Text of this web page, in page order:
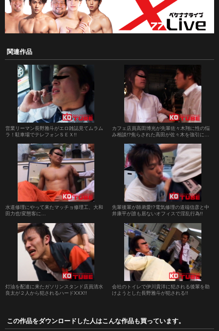
関連作品
営業リーマン長野雅斗がエロ雑誌見てムラム
ラ！駐車場でテレフォンＳＥＸ!!
カフェ店員高田博光が先輩佐々木翔に性の悩
み相談!?焦らされた高田が佐々木を強引に…
水道修理にやって来たマッチョ修理工、大和
田力也!変態客に…
先輩後輩が師弟愛!?電気修理の道端信彦と中
井康平が誰も居ないオフィスで淫乱行為!!
灯油を配達に来たガソリンスタンド店員清水
良太が２人から犯されるハードXXX!!
会社のトイレで伊川貴洋に犯される後輩を助
けようとした長野雅斗が犯される!!
この作品をダウンロードした人はこんな作品も買っています。